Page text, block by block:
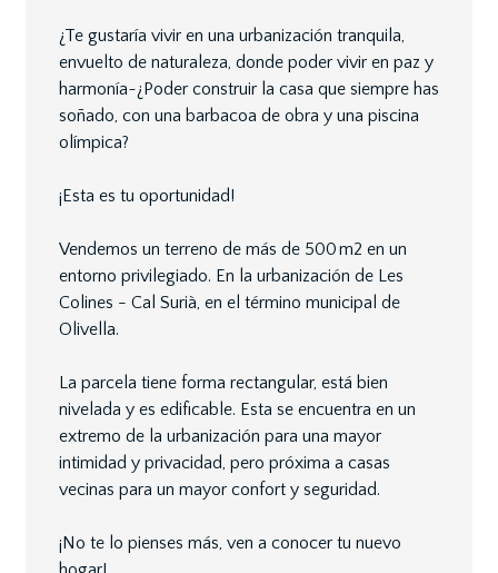
¿Te gustaría vivir en una urbanización tranquila,
envuelto de naturaleza, donde poder vivir en paz y
harmonía~¿Poder construir la casa que siempre has
soñado, con una barbacoa de obra y una piscina
olímpica?
¡Esta es tu oportunidad!
Vendemos un terreno de más de 500 m2 en un
entorno privilegiado. En la urbanización de Les
Colines - Cal Surià, en el término municipal de
Olivella.
La parcela tiene forma rectangular, está bien
nivelada y es edificable. Esta se encuentra en un
extremo de la urbanización para una mayor
intimidad y privacidad, pero próxima a casas
vecinas para un mayor confort y seguridad.
¡No te lo pienses más, ven a conocer tu nuevo